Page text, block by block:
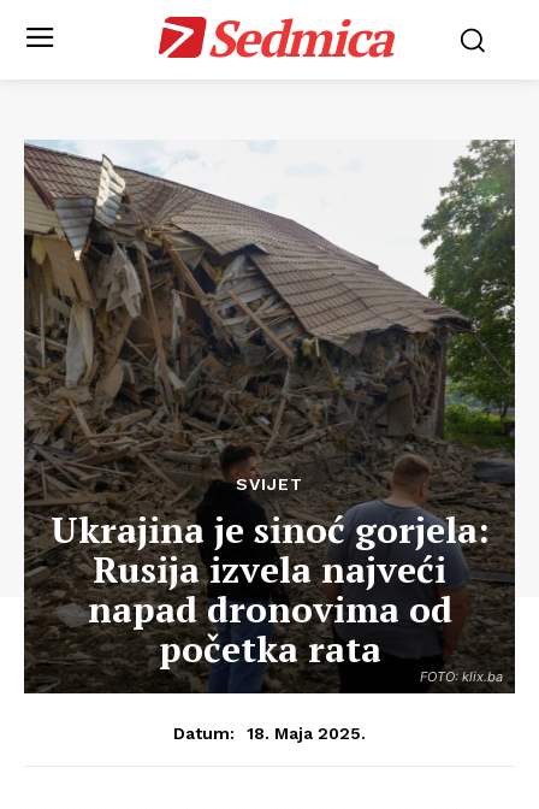
Sedmica
FOTO: klix.ba
SVIJET
Ukrajina je sinoć gorjela:
Rusija izvela najveći
napad dronovima od
početka rata
Datum: 18. Maja 2025.